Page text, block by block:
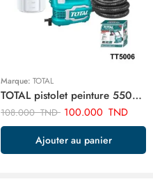
Marque: TOTAL
TOTAL pistolet peinture 550w TT5006
108.000TND 100.000 TND
Ajouter au panier